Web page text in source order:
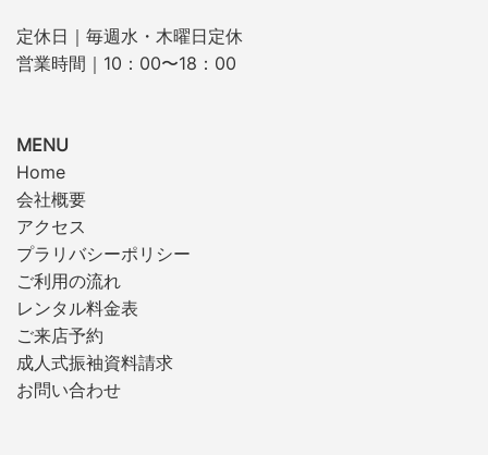
定休日｜毎週水・木曜日定休
営業時間｜10：00〜18：00
MENU
Home
会社概要
アクセス
プラリバシーポリシー
ご利用の流れ
レンタル料金表
ご来店予約
成人式振袖資料請求
お問い合わせ